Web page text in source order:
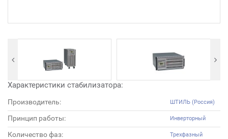
Характеристики стабилизатора:
Производитель: ШТИЛЬ (Россия)
Принцип работы: Инверторный
Количество фаз: Трехфазный